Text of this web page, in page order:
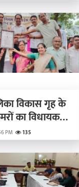
विकास गृह के
का विधायक
PM 135